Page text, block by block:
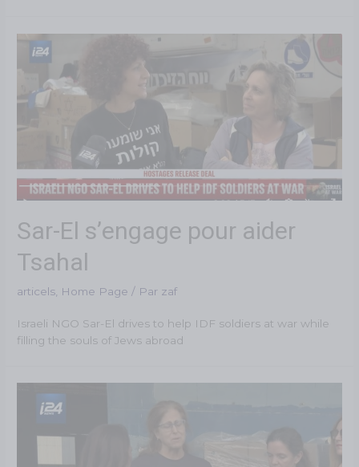
Sar-El s’engage pour aider
Tsahal
articels Home Page / Par zaf
Israeli NGO Sar-El drives to help IDF soldiers at war while
filling the souls of Jews abroad